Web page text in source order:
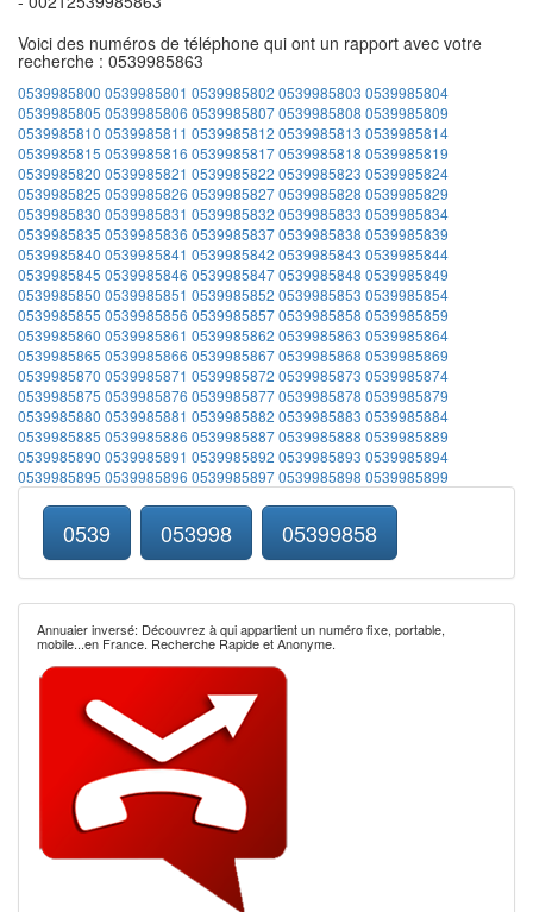
Voici des numéros de téléphone qui ont un rapport avec votre
recherche : 0539985863
0539985800 0539985801 0539985802 0539985803 0539985804
0539985805 0539985806 05399858070539985808 0539985809
0539985810 0539985811 0539985812 0539985813 0539985814
0539985815 0539985816 05399858170539985818 0539985819
0539985820 0539985821 0539985822 0539985823 0539985824
0539985825 0539985826 05399858270539985828 0539985829
0539985830 0539985831 0539985832 0539985833 0539985834
0539985835 0539985836 05399858370539985838 0539985839
0539985840 0539985841 0539985842 0539985843 0539985844
0539985845 0539985846 05399858470539985848 0539985849
0539985850 0539985851 0539985852 0539985853 0539985854
0539985855 0539985856 05399858570539985858 0539985859
0539985860 0539985861 0539985862 0539985863 0539985864
0539985865 0539985866 05399858670539985868 0539985869
0539985870 0539985871 0539985872 0539985873 0539985874
0539985875 0539985876 05399858770539985878 0539985879
0539985880 0539985881 0539985882 0539985883 0539985884
0539985885 0539985886 05399858870539985888 0539985889
0539985890 0539985891 0539985892 0539985893 0539985894
0539985895 0539985896 05399858970539985898 0539985899
0539 053998 05399858
Annuaier inversé: Découvrez à qui appartient un numéro fixe, portable,
mobile...en France. Recherche Rapide et Anonyme.